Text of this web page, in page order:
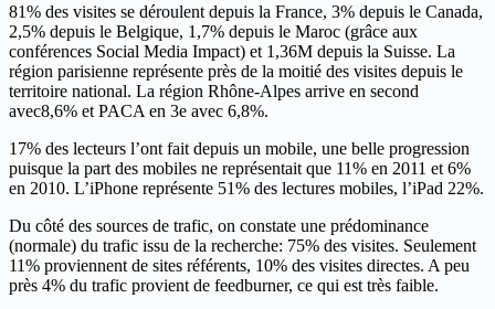
81% des visites se déroulent depuis la France, 3% depuis le Canada,
2,5% depuis le Belgique, 1,7% depuis le Maroc (grâce aux
conférences Social Media Impact) et 1,36M depuis la Suisse. La
région parisienne représente près de la moitié des visites depuis le
territoire national. La région Rhône-Alpes arrive en second
avec8,6% et PACA en 3e avec 6,8%.
17% des lecteurs l’ont fait depuis un mobile, une belle progression
puisque la part des mobiles ne représentait que 11% en 2011 et 6%
en 2010. L’iPhone représente 51% des lectures mobiles, l’iPad 22%.
Du côté des sources de trafic, on constate une prédominance
(normale) du trafic issu de la recherche: 75% des visites. Seulement
11% proviennent de sites référents, 10% des visites directes. A peu
près 4% du trafic provient de feedburner, ce qui est très faible.